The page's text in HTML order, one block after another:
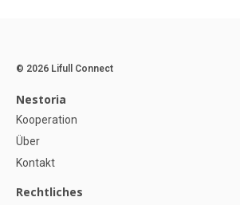
© 2026 Lifull Connect
Nestoria
Kooperation
Über
Kontakt
Rechtliches